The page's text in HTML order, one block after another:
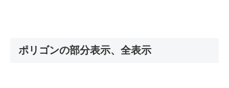
ポリゴンの部分表示、全表示